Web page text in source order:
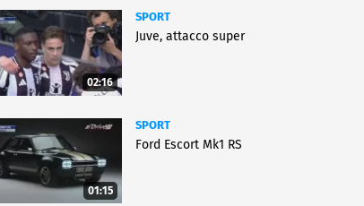
02:16
SPORT
Juve, attacco super
01:15
SPORT
Ford Escort Mk1 RS